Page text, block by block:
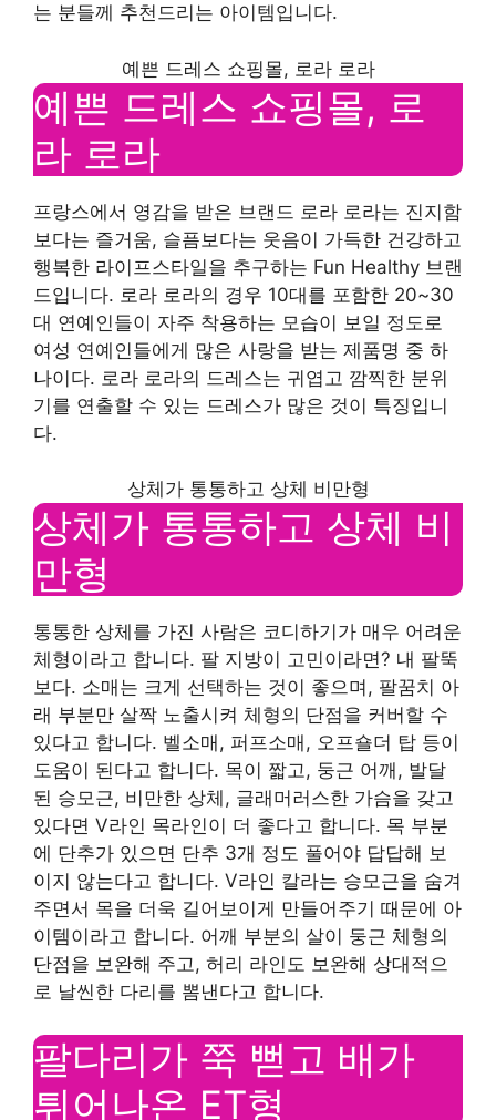
는 분들께 추천드리는 아이템입니다.
예쁜 드레스 쇼핑몰, 로라 로라
예쁜 드레스 쇼핑몰, 로
라 로라
프랑스에서 영감을 받은 브랜드 로라 로라는 진지함
보다는 즐거움, 슬픔보다는 웃음이 가득한 건강하고
행복한 라이프스타일을 추구하는 Fun Healthy 브랜
드입니다. 로라 로라의 경우 10대를 포함한 20~30
대 연예인들이 자주 착용하는 모습이 보일 정도로
여성 연예인들에게 많은 사랑을 받는 제품명 중 하
나이다. 로라 로라의 드레스는 귀엽고 깜찍한 분위
기를 연출할 수 있는 드레스가 많은 것이 특징입니
다.
상체가 통통하고 상체 비만형
상체가 통통하고 상체 비
만형
통통한 상체를 가진 사람은 코디하기가 매우 어려운
체형이라고 합니다. 팔 지방이 고민이라면? 내 팔뚝
보다. 소매는 크게 선택하는 것이 좋으며, 팔꿈치 아
래 부분만 살짝 노출시켜 체형의 단점을 커버할 수
있다고 합니다. 벨소매, 퍼프소매, 오프숄더 탑 등이
도움이 된다고 합니다. 목이 짧고, 둥근 어깨, 발달
된 승모근, 비만한 상체, 글래머러스한 가슴을 갖고
있다면 V라인 목라인이 더 좋다고 합니다. 목 부분
에 단추가 있으면 단추 3개 정도 풀어야 답답해 보
이지 않는다고 합니다. V라인 칼라는 승모근을 숨겨
주면서 목을 더욱 길어보이게 만들어주기 때문에 아
이템이라고 합니다. 어깨 부분의 살이 둥근 체형의
단점을 보완해 주고, 허리 라인도 보완해 상대적으
로 날씬한 다리를 뽐낸다고 합니다.
팔다리가 쭉 뻗고 배가
튀어나온 ET형